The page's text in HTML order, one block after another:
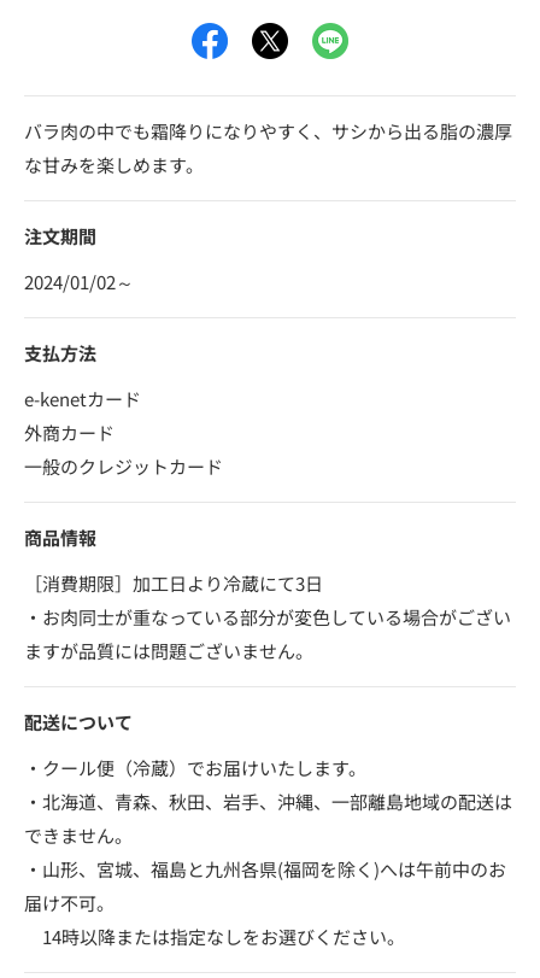
バラ肉の中でも霜降りになりやすく、サシから出る脂の濃厚
な甘みを楽しめます。
注文期間
2024/01/02～
支払方法
e-kenetカード
外商カード
一般のクレジットカード
商品情報
［消費期限］加工日より冷蔵にて3日
・お肉同士が重なっている部分が変色している場合がござい
ますが品質には問題ございません。
配送について
・クール便（冷蔵）でお届けいたします。
・北海道、青森、秋田、岩手、沖縄、一部離島地域の配送は
できません。
・山形、宮城、福島と九州各県(福岡を除く)へは午前中のお
届け不可。
14時以降または指定なしをお選びください。